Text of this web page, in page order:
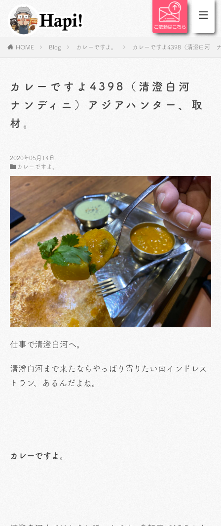
HOME Blog カレーですよ。 カレーですよ4398（清澄白河
カレーですよ4398（清澄白河
ナンディニ）アジアハンター、取
材。
2020年05月14日
カレーですよ。
仕事で清澄白河へ。
清澄白河まで来たならやっぱり寄りたい南インドレス
トラン、あるんだよね。
カレーですよ。